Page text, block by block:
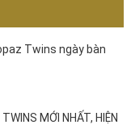
Twins ngày bàn
MỚI NHẤT, HIỆN